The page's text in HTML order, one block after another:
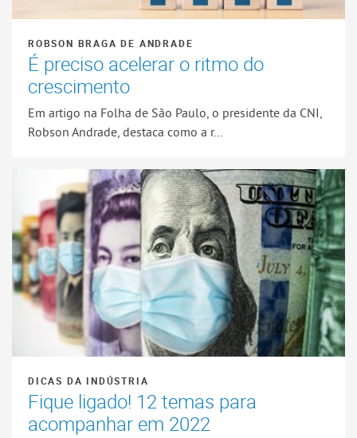
ROBSON BRAGA DE ANDRADE
É preciso acelerar o ritmo do
crescimento
Em artigo na Folha de São Paulo, o presidente da CNI,
Robson Andrade, destaca como a r...
DICAS DA INDÚSTRIA
Fique ligado! 12 temas para
acompanhar em 2022